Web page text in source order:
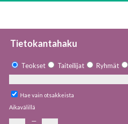
Tietokantahaku
Teokset Taiteilijat Ryhmät
Hae vain otsakkeista
Aikavälillä
—